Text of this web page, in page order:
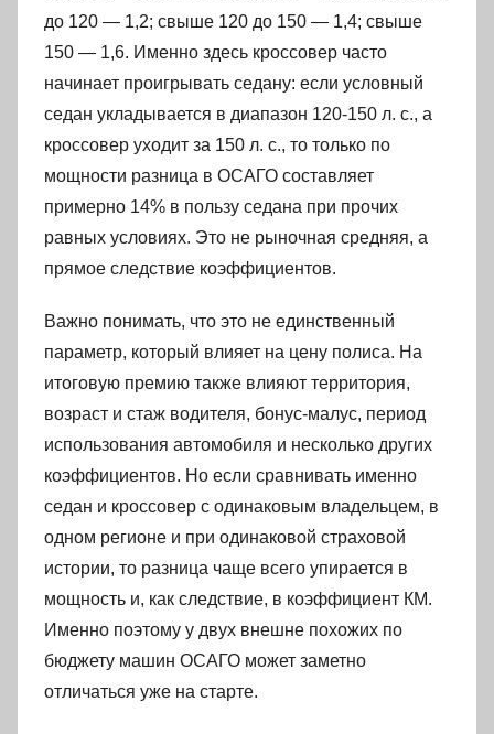
до 120 — 1,2; свыше 120 до 150 — 1,4; свыше
150 — 1,6. Именно здесь кроссовер часто
начинает проигрывать седану: если условный
седан укладывается в диапазон 120-150 л. с., а
кроссовер уходит за 150 л. с., то только по
мощности разница в ОСАГО составляет
примерно 14% в пользу седана при прочих
равных условиях. Это не рыночная средняя, а
прямое следствие коэффициентов.
Важно понимать, что это не единственный
параметр, который влияет на цену полиса. На
итоговую премию также влияют территория,
возраст и стаж водителя, бонус-малус, период
использования автомобиля и несколько других
коэффициентов. Но если сравнивать именно
седан и кроссовер с одинаковым владельцем, в
одном регионе и при одинаковой страховой
истории, то разница чаще всего упирается в
мощность и, как следствие, в коэффициент КМ.
Именно поэтому у двух внешне похожих по
бюджету машин ОСАГО может заметно
отличаться уже на старте.